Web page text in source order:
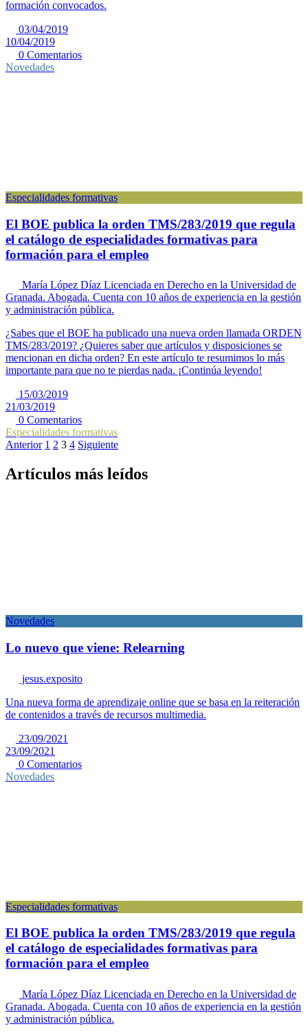
formación convocados.
03/04/2019
10/04/2019
0 Comentarios
Novedades
Especialidades formativas
El BOE publica la orden TMS/283/2019 que regula
el catálogo de especialidades formativas para
formación para el empleo
María López Díaz Licenciada en Derecho en la Universidad de
Granada. Abogada. Cuenta con 10 años de experiencia en la gestión
y administración pública.
¿Sabes que el BOE ha publicado una nueva orden llamada ORDEN
TMS/283/2019? ¿Quieres saber que artículos y disposiciones se
mencionan en dicha orden? En este artículo te resumimos lo más
importante para que no te pierdas nada. ¡Continúa leyendo!
15/03/2019
21/03/2019
0 Comentarios
Especialidades formativas
Anterior 1 2 3 4 Siguiente
Artículos más leídos
Novedades
Lo nuevo que viene: Relearning
jesus.exposito
Una nueva forma de aprendizaje online que se basa en la reiteración
de contenidos a través de recursos multimedia.
23/09/2021
23/09/2021
0 Comentarios
Novedades
Especialidades formativas
El BOE publica la orden TMS/283/2019 que regula
el catálogo de especialidades formativas para
formación para el empleo
María López Díaz Licenciada en Derecho en la Universidad de
Granada. Abogada. Cuenta con 10 años de experiencia en la gestión
y administración pública.